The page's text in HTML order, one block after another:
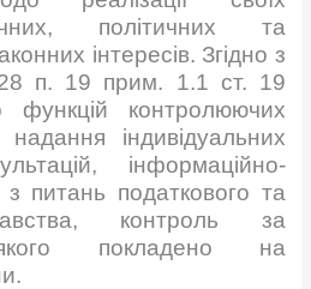
політичних та
інтересів. Згідно з
п. 19 прим. 1.1 ст. 19
контролюючих
індивідуальних
інформаційно-
з питань податкового та
контроль за
покладено на